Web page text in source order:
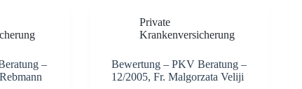
–
Private
Krankenversicherung
Bewertung – PKV Beratung –
12/2005, Fr. Malgorzata Veliji